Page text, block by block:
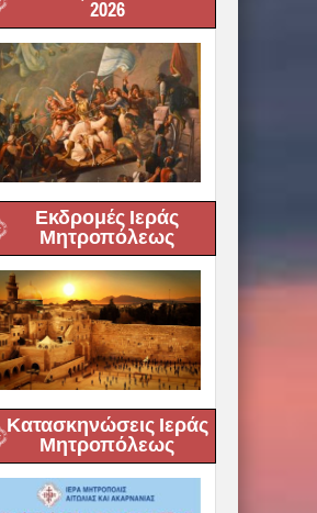
2026
Εκδρομές Ιεράς
Μητροπόλεως
Κατασκηνώσεις Ιεράς
Μητροπόλεως